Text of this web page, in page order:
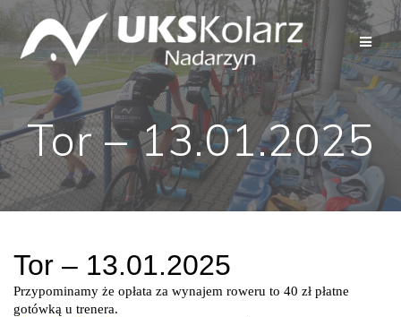
Przejdź
do
treści
Tor – 13.01.2025